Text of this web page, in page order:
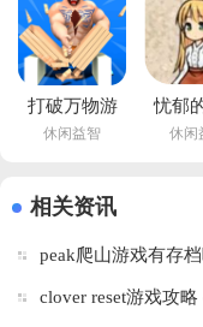
支持好友联机，可以随时
打破万物游
戏安卓版
Sun)v1.27
休闲益智
忧郁
游戏
化
休闲
相关资讯
peak爬山游戏有存
clover reset游戏攻